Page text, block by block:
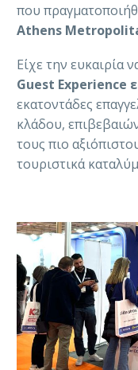
που
Athens
Είχε την ευκαιρία
Guest Experience
εκατοντάδες
κλάδου,
τους πιο
τουριστικά